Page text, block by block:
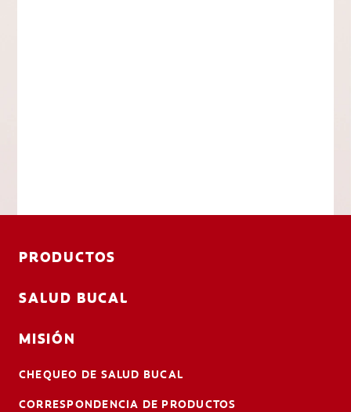
PRODUCTOS
SALUD BUCAL
MISIÓN
CHEQUEO DE SALUD BUCAL
CORRESPONDENCIA DE PRODUCTOS